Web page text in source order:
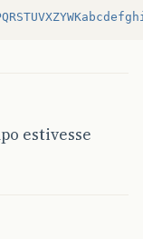
estivesse